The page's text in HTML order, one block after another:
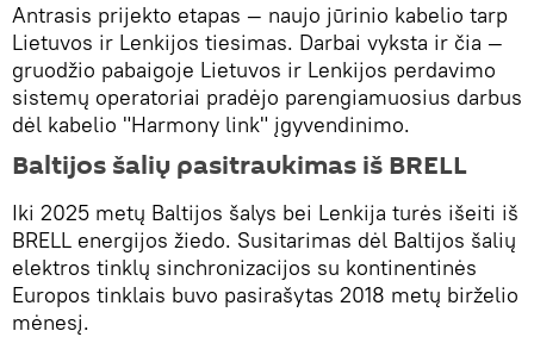
Antrasis prijekto etapas ― naujo jūrinio kabelio tarp
Lietuvos ir Lenkijos tiesimas. Darbai vyksta ir čia ―
gruodžio pabaigoje Lietuvos ir Lenkijos perdavimo
sistemų operatoriai pradėjo parengiamuosius darbus
dėl kabelio "Harmony link" įgyvendinimo.
Baltijos šalių pasitraukimas iš BRELL
Iki 2025 metų Baltijos šalys bei Lenkija turės išeiti iš
BRELL energijos žiedo. Susitarimas dėl Baltijos šalių
elektros tinklų sinchronizacijos su kontinentinės
Europos tinklais buvo pasirašytas 2018 metų birželio
mėnesį.